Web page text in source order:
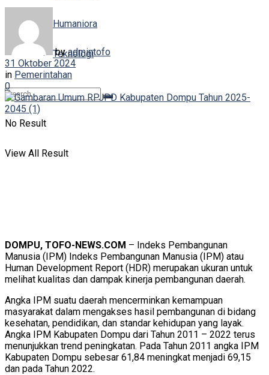
Humaniora
Teknologi
No Result
View All Result
by admintofo
31 Oktober 2024
in Pemerintahan
0
DOMPU, TOFO-NEWS.COM – Indeks Pembangunan
Manusia (IPM) Indeks Pembangunan Manusia (IPM) atau
Human Development Report (HDR) merupakan ukuran untuk
melihat kualitas dan dampak kinerja pembangunan daerah.
Angka IPM suatu daerah mencerminkan kemampuan
masyarakat dalam mengakses hasil pembangunan di bidang
kesehatan, pendidikan, dan standar kehidupan yang layak.
Angka IPM Kabupaten Dompu dari Tahun 2011 – 2022 terus
menunjukkan trend peningkatan. Pada Tahun 2011 angka IPM
Kabupaten Dompu sebesar 61,84 meningkat menjadi 69,15
dan pada Tahun 2022.